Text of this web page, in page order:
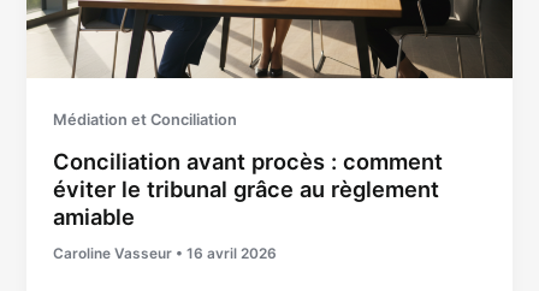
Médiation et Conciliation
Conciliation avant procès : comment
éviter le tribunal grâce au règlement
amiable
Caroline Vasseur •16 avril 2026